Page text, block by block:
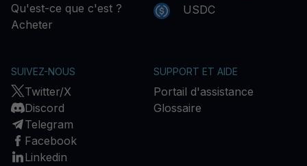
Qu'est-ce que c'est ?
Acheter
USDC
SUIVEZ-NOUS
Twitter/X
Discord
Telegram
Facebook
Linkedin
SUPPORT ET AIDE
Portail d'assistance
Glossaire